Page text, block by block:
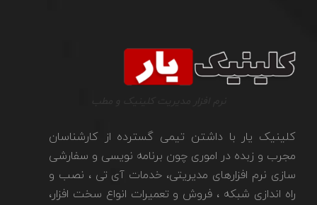
کلینیک یار با داشتن تیمی گسترده از کارشناسان
مجرب و زبده در اموری چون برنامه نویسی و سفارشی
سازی نرم افزارهای مدیریتی، خدمات آی تی ، نصب و
راه اندازی شبکه ، فروش و تعمیرات انواع سخت افزار،